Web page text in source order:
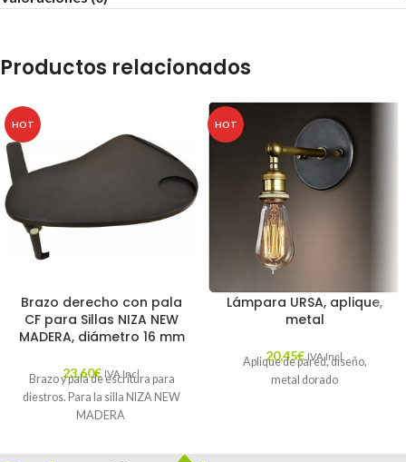
Productos relacionados
HOT
Brazo derecho con pala
CF para Sillas NIZA NEW
MADERA, diámetro 16 mm
23,60€ IVA Incl.
Brazo y pala de escritura para
diestros. Para la silla NIZA NEW
MADERA
HOT
Lámpara URSA, aplique,
metal
20,45€ IVA Incl.
Aplique de pared, diseño,
metal dorado